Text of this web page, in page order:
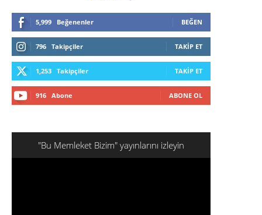
5,999 Beğenenler BEĞEN
796 Takipçiler TAKIP ET
1,253 Takipçiler TAKIP ET
916 Abone ABONE OL
"Bu Memleket Bizim" yayınlarını izleyin